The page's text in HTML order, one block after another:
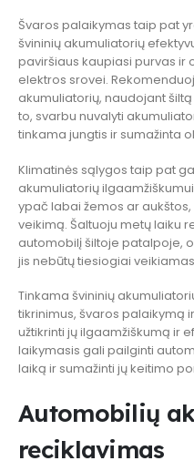
Švaros palaikymas taip pat
švininių akumuliatorių
paviršiaus kaupiasi purvas ir
elektros srovei.
akumuliatorių, naudojant
to, svarbu nuvalyti
tinkama jungtis ir sumažinta
Klimatinės sąlygos taip pat
akumuliatorių
ypač labai žemos ar
veikimą. Šaltuoju metų laiku
automobilį šiltoje patalpoje,
jis nebūtų tiesiogiai
Tinkama švininių
tikrinimus, švaros palaikymą
užtikrinti jų ilgaamžiškumą ir
laikymasis gali pailginti
laiką ir sumažinti jų keitimo
Automobilių
reciklavimas